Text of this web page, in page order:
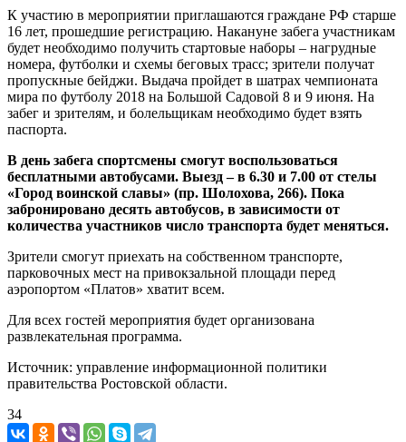
К участию в мероприятии приглашаются граждане РФ старше
16 лет, прошедшие регистрацию. Накануне забега участникам
будет необходимо получить стартовые наборы – нагрудные
номера, футболки и схемы беговых трасс; зрители получат
пропускные бейджи. Выдача пройдет в шатрах чемпионата
мира по футболу 2018 на Большой Садовой 8 и 9 июня. На
забег и зрителям, и болельщикам необходимо будет взять
паспорта.
В день забега спортсмены смогут воспользоваться
бесплатными автобусами. Выезд – в 6.30 и 7.00 от стелы
«Город воинской славы» (пр. Шолохова, 266). Пока
забронировано десять автобусов, в зависимости от
количества участников число транспорта будет меняться.
Зрители смогут приехать на собственном транспорте,
парковочных мест на привокзальной площади перед
аэропортом «Платов» хватит всем.
Для всех гостей мероприятия будет организована
развлекательная программа.
Источник: управление информационной политики
правительства Ростовской области.
34